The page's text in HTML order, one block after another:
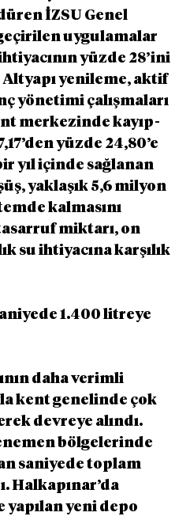
İZSU Genel
uygulamalar
yüzde 28’ini
Altyapı yenileme, aktif
yönetimi çalışmaları
merkezinde kayıp-
yüzde 24,80’e
yıl içinde sağlanan
yaklaşık 5,6 milyon
kalmasını
miktarı, on
su ihtiyacına karşılık
1.400 litreye
daha verimli
kent genelinde çok
devreye alındı.
bölgelerinde
saniyede toplam
Halkapınar’da
yeni depo